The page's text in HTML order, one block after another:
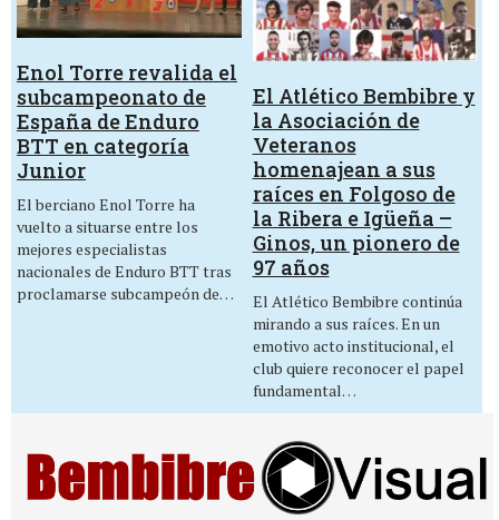
Enol Torre revalida el
subcampeonato de
España de Enduro
BTT en categoría
Junior
El berciano Enol Torre ha
vuelto a situarse entre los
mejores especialistas
nacionales de Enduro BTT tras
proclamarse subcampeón de…
El Atlético Bembibre y
la Asociación de
Veteranos
homenajean a sus
raíces en Folgoso de
la Ribera e Igüeña –
Ginos, un pionero de
97 años
El Atlético Bembibre continúa
mirando a sus raíces. En un
emotivo acto institucional, el
club quiere reconocer el papel
fundamental…